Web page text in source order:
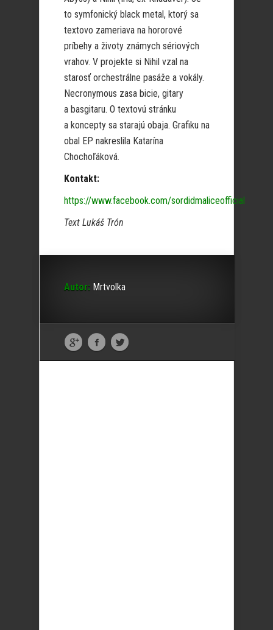
to symfonický black metal, ktorý sa
textovo zameriava na hororové
príbehy a životy známych sériových
vrahov. V projekte si Nihil vzal na
starosť orchestrálne pasáže a vokály.
Necronymous zasa bicie, gitary
a basgitaru. O textovú stránku
a koncepty sa starajú obaja. Grafiku na
obal EP nakreslila Katarína
Chochoľáková.
Kontakt:
https://www.facebook.com/sordidmaliceofficial
Text Lukáš Trón
Autor: Mrtvolka